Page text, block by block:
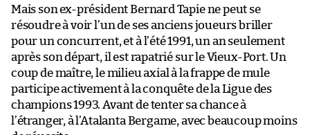
Mais son ex-président Bernard Tapie ne peut se
résoudre à voir l’un de ses anciens joueurs briller
pour un concurrent, et à l’été 1991, un an seulement
après son départ, il est rapatrié sur le Vieux-Port. Un
coup de maître, le milieu axial à la frappe de mule
participe activement à la conquête de la Ligue des
champions 1993. Avant de tenter sa chance à
l’étranger, à l’Atalanta Bergame, avec beaucoup moins